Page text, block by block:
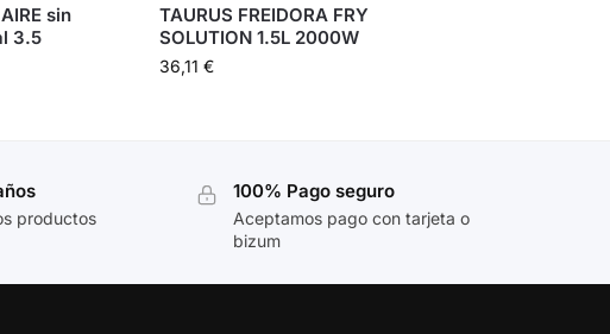
sin
3.5
TAURUS FREIDORA FRY
SOLUTION 1.5L 2000W
36,11€
productos
100% Pago seguro
Aceptamos pago con tarjeta o
bizum